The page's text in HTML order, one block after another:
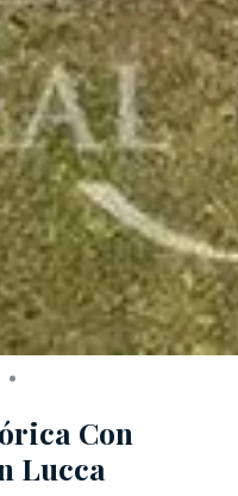
Con
Lucca